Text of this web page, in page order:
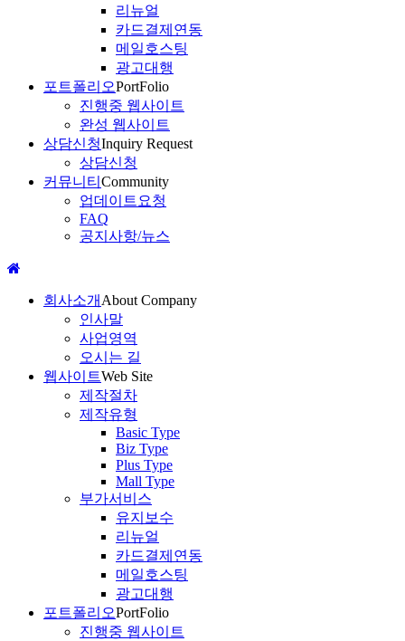
리뉴얼
카드결제연동
메일호스팅
광고대행
포트폴리오PortFolio
진행중 웹사이트
완성 웹사이트
상담신청Inquiry Request
상담신청
커뮤니티 Community
업데이트요청
FAQ
공지사항/뉴스
회사소개 About Company
인사말
사업영역
오시는 길
웹사이트Web Site
제작절차
제작유형
Basic Type
Biz Type
Plus Type
Mall Type
부가서비스
유지보수
리뉴얼
카드결제연동
메일호스팅
광고대행
포트폴리오PortFolio
진행중 웹사이트